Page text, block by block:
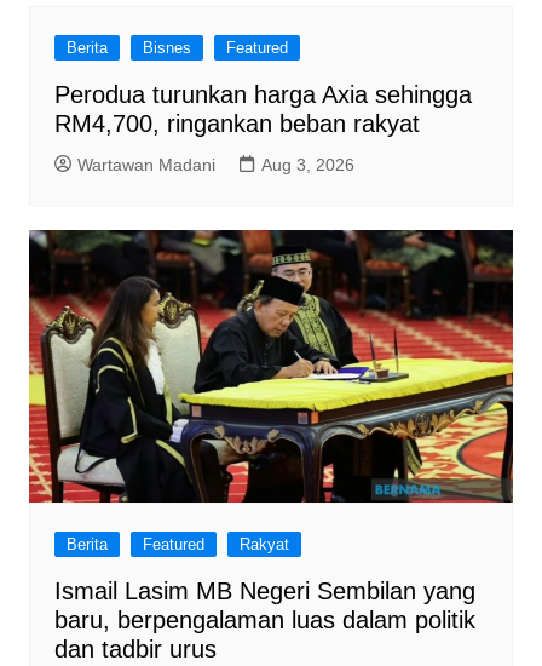
Berita Bisnes Featured
Perodua turunkan harga Axia sehingga
RM4,700, ringankan beban rakyat
Wartawan Madani Aug 3, 2026
Berita Featured Rakyat
Ismail Lasim MB Negeri Sembilan yang
baru, berpengalaman luas dalam politik
dan tadbir urus